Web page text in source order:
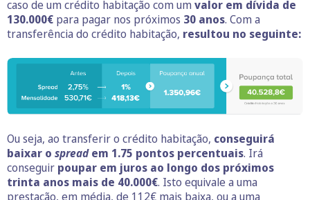
caso de um crédito habitação com um valor em dívida de
130.000€ para pagar nos próximos 30 anos. Com a
transferência do crédito habitação, resultou no seguinte:
Ou seja, ao transferir o crédito habitação, conseguirá
baixar o spreadem 1.75 pontos percentuais. Irá
conseguir poupar em juros ao longo dos próximos
trinta anos mais de 40.000€. Isto equivale a uma
prestação, em média, de 112€ mais baixa, ou a uma